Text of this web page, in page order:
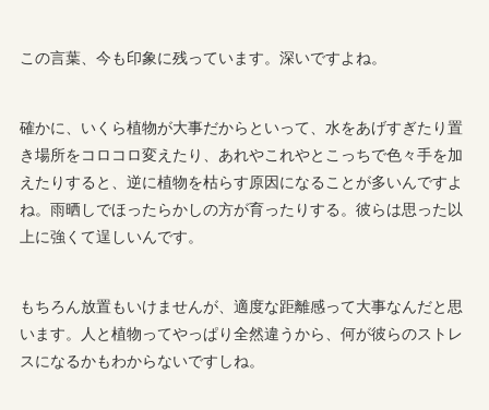
この言葉、今も印象に残っています。深いですよね。
確かに、いくら植物が大事だからといって、水をあげすぎたり置
き場所をコロコロ変えたり、あれやこれやとこっちで色々手を加
えたりすると、逆に植物を枯らす原因になることが多いんですよ
ね。雨晒しでほったらかしの方が育ったりする。彼らは思った以
上に強くて逞しいんです。
もちろん放置もいけませんが、適度な距離感って大事なんだと思
います。人と植物ってやっぱり全然違うから、何が彼らのストレ
スになるかもわからないですしね。